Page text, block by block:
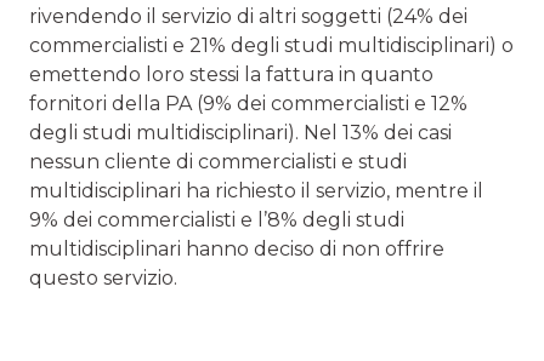
rivendendo il servizio di altri soggetti (24% dei
commercialisti e 21% degli studi multidisciplinari) o
emettendo loro stessi la fattura in quanto
fornitori della PA (9% dei commercialisti e 12%
degli studi multidisciplinari). Nel 13% dei casi
nessun cliente di commercialisti e studi
multidisciplinari ha richiesto il servizio, mentre il
9% dei commercialisti e l’8% degli studi
multidisciplinari hanno deciso di non offrire
questo servizio.